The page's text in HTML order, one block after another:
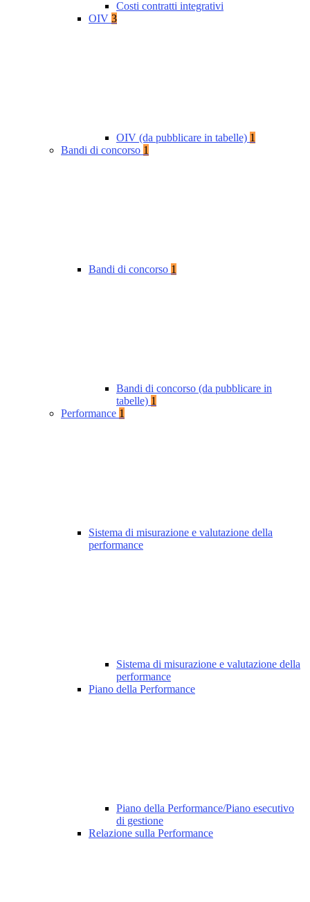
Costi contratti integrativi
OIV 3
OIV (da pubblicare in tabelle) 1
Bandi di concorso 1
Bandi di concorso 1
Bandi di concorso (da pubblicare in
tabelle) 1
Performance 1
Sistema di misurazione e valutazione della
performance
Sistema di misurazione e valutazione della
performance
Piano della Performance
Piano della Performance/Piano esecutivo
di gestione
Relazione sulla Performance